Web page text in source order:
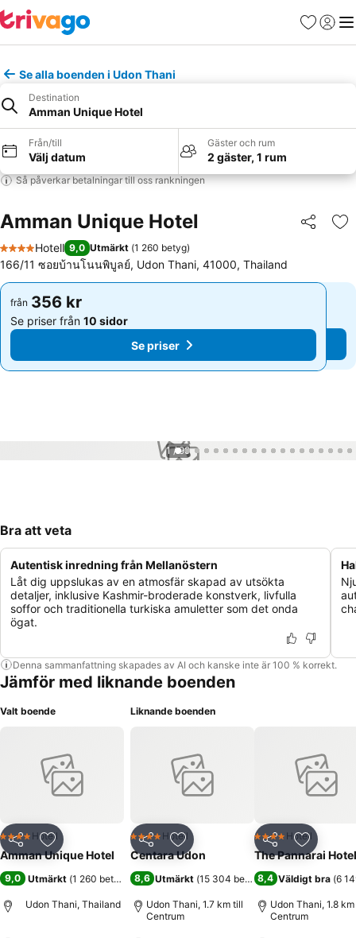
Favoriter
Logga
Se alla boenden i Udon Thani
Destination
Amman Unique Hotel
Från/till
Välj datum
Gäster och rum
2 gäster, 1 rum
Så påverkar betalningar till oss rankningen
Amman Unique Hotel Dela
4 Stjärnor
Hotell 9,0 Utmärkt (1 260 betyg)
166/11 ซอยบ้านโนนพิบูลย์, Udon Thani, 41000, Thailand
från 356 kr
Se priser från 10 sidor
Se priser
från 356 kr
Se priser från 10 sidor
Se priser
1 / 99
Bra att veta
Autentisk inredning från Mellanöstern
Låt dig uppslukas av en atmosfär skapad av utsökta
detaljer, inklusive Kashmir-broderade konstverk, livfulla
soffor och traditionella turkiska amuletter som det onda
ögat.
Denna sammanfattning skapades av AI och kanske inte är 100 % korrekt.
Jämför med liknande boenden
Valt boende
Dela Lägg till i Mina Favoriter
4 StjärnorHotell
Amman Unique Hotel
9,0 Utmärkt (1 260 betyg
Udon Thani, Thailand
Liknande boenden
Dela Lägg till i Mina Favoriter
4 StjärnorHotell
Centara Udon
8,6 Utmärkt (15 304 betyg)
Udon Thani, 1.7 km till
Centrum
Dela Lägg till
4 StjärnorHotell
The Pannarai Hotel
8,4 Väldigt bra (6
Udon Thani, 1.8
Centrum